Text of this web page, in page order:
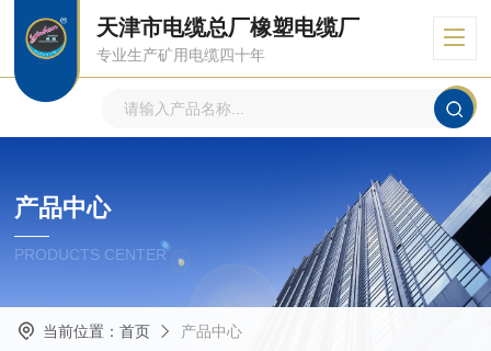
天津市电缆总厂橡塑电缆厂
专业生产矿用电缆四十年
产品中心
PRODUCTS CENTER
当前位置： 首页 产品中心